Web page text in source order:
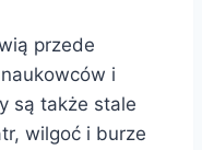
przede
i
są także stale
wilgoć i burze